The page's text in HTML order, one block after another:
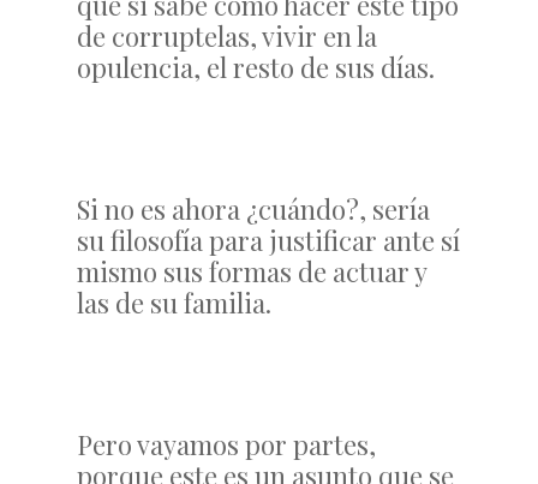
de corruptelas, vivir en la
opulencia, el resto de sus días.
Si no es ahora ¿cuándo?, sería
su filosofía para justificar ante sí
mismo sus formas de actuar y
las de su familia.
Pero vayamos por partes,
porque este es un asunto que se